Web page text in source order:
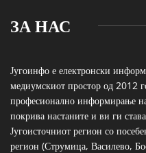
ЗА НАС
Југоинфо е електронски
медиумскиот простор од 2012
професионално информирање
покрива настаните и ви ги
Југоисточниот регион со
регион (Струмица, Василево,